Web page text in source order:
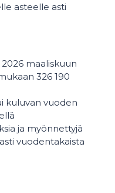
asteelle asti
maaliskuun
326 190
kuluvan vuoden
ja myönnettyjä
vuodentakaista